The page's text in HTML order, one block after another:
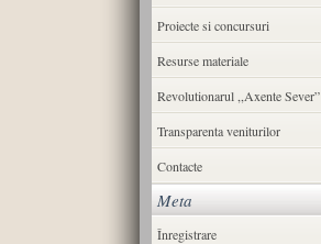
Proiecte si concursuri
Resurse materiale
Revolutionarul ,,Axente Sever”
Transparenta veniturilor
Contacte
Meta
Înregistrare